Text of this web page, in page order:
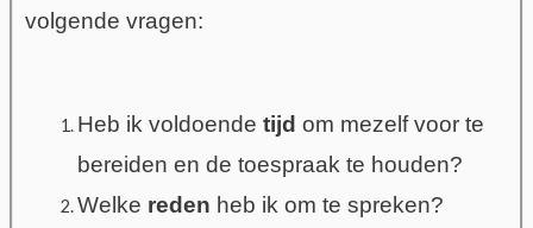
volgende vragen:
Heb ik voldoende tijd om mezelf voor te
bereiden en de toespraak te houden?
Welke reden heb ik om te spreken?